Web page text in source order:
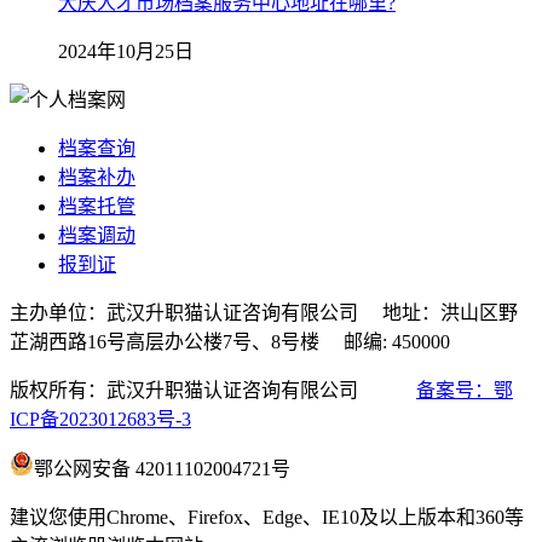
2024年10月25日
档案查询
档案补办
档案托管
档案调动
报到证
主办单位：武汉升职猫认证咨询有限公司 地址：洪山区野
芷湖西路16号高层办公楼7号、8号楼 邮编: 450000
版权所有：武汉升职猫认证咨询有限公司 备案号：鄂
ICP备2023012683号-3
鄂公网安备 42011102004721号
建议您使用Chrome、Firefox、Edge、IE10及以上版本和360等